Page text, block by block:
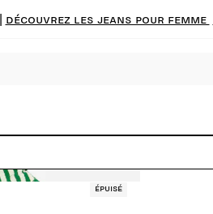
Découvrez les jeans pour femme
Épuisé